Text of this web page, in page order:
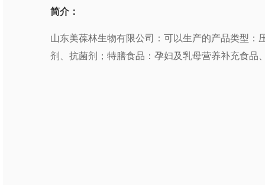
简介：
山东美葆林生物有限公司：可以生产的产品类型
剂、抗菌剂；特膳食品：孕妇及乳母营养补充食品